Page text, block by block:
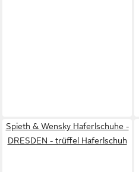
Spieth & Wensky Haferlschuhe -
DRESDEN - trüffel Haferlschuh